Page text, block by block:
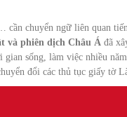
chuyển ngữ liên quan
và phiên dịch Châu Á đã
gian sống, làm việc nhiều
đổi các thủ tục giấy tờ